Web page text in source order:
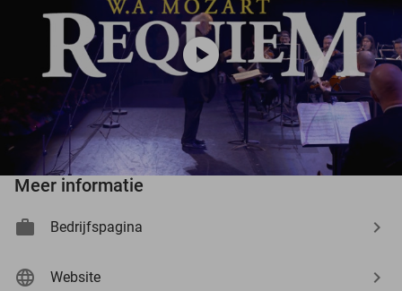
play_circle
Meer informatie
Bedrijfspagina
Website